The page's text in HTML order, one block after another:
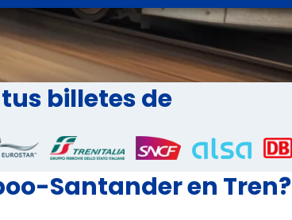
billetes de
Santander en Tren?